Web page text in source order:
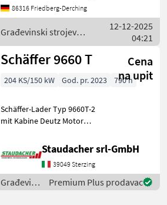
Bereifung (h): 100 %,
Geschwindigkeit: 40 km/h,
Hubhöhe: 480 cm,
86316 Friedberg-Derching
Građevinski strojevi /
JCB
12-12-2025
04:21
Schäffer 9660 T
Cena
na upit
204 KS/150 kW God. pr. 2023 790 h
Schäffer-Lader Typ 9660T-2
mit Kabine Deutz Motor
Stage V inkl. SDCT-Getriebe
(40km/h) und
Schwingungsdämpfer
Koffergewicht 330 kg Fest
Staudacher srl-GmbH
39049 Sterzing
Građevinski
strojevi /
Premium Plus prodavac